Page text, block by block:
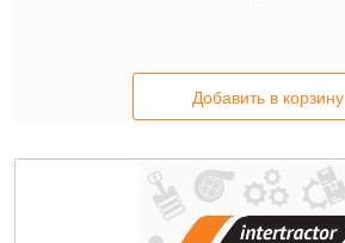
Добавить в корзину